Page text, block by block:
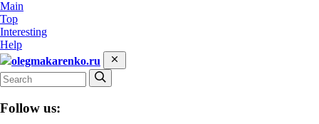
Main
Top
Interesting
Help
olegmakarenko.ru
Follow us: